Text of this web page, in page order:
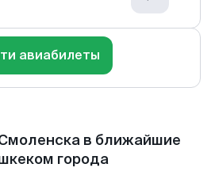
авиабилеты
в ближайшие
города